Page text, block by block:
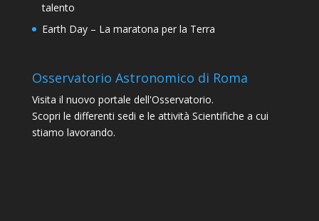
talento
Earth Day – La maratona per la Terra
Osservatorio Astronomico di Roma
Visita il nuovo portale dell'Osservatorio.
Scopri le differenti sedi e le attività Scientifiche a cui
stiamo lavorando.